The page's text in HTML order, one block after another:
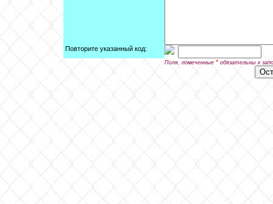
Повторите указанный код:
Поля, помеченные * обязательны к